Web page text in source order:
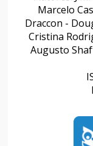
Marcelo
Draccon -
Cristina
Augusto